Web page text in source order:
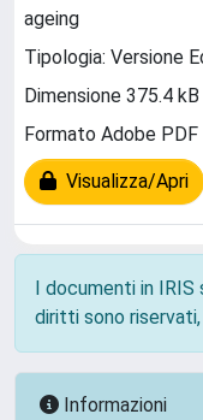
ageing
Tipologia: Versione
Dimensione 375.4 kB
Formato Adobe PDF
Visualizza/Apri
I documenti in
diritti sono
Informazioni